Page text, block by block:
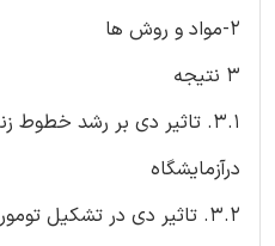
2-مواد و روش ها
۳ نتیجه
3.1. تاثیر دی بر رشد خطوط
درآزمایشگاه
3.2. تاثیر دی در تشکیل تومور در موش ها